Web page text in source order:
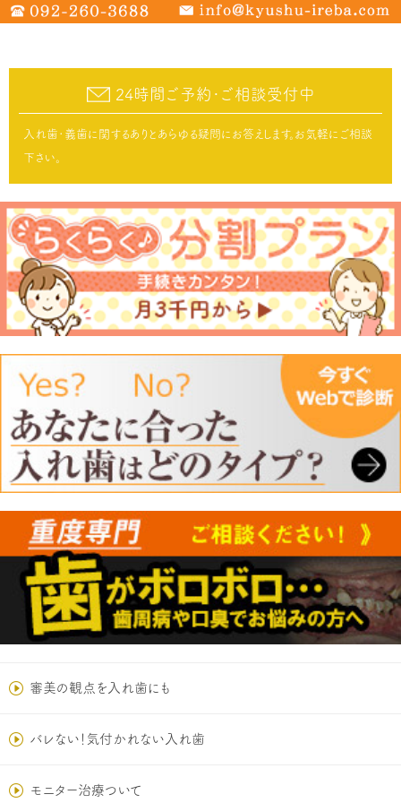
24時間ご予約･ご相談受付中
入れ歯･義歯に関するありとあらゆる疑問にお答えします。お気軽にご相談
下さい。
審美の観点を入れ歯にも
バレない！気付かれない入れ歯
モニター治療ついて